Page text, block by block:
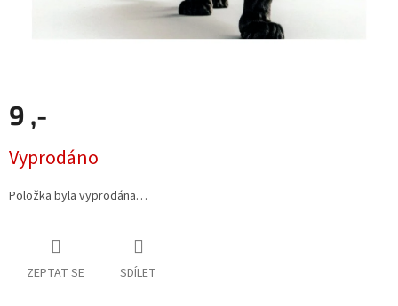
9 ,-
cena:
Vyprodáno
Položka byla vyprodána…
ZEPTAT SE SDÍLET